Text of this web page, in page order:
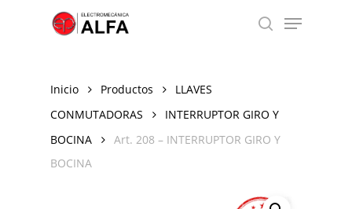
search
Menu
Inicio Productos
LLAVES
CONMUTADORAS
INTERRUPTOR GIRO Y
BOCINA
Art. 208 – INTERRUPTOR GIRO Y
BOCINA